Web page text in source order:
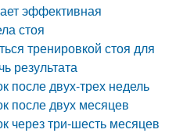
эффективная
стоя
тренировкой стоя для
результата
после двух-трех недель
после двух месяцев
через три-шесть месяцев